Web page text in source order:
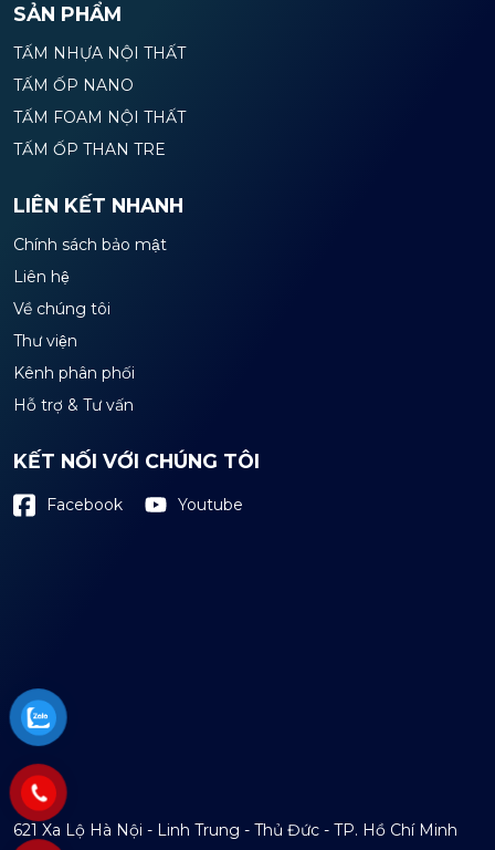
SẢN PHẨM
TẤM NHỰA NỘI THẤT
TẤM ỐP NANO
TẤM FOAM NỘI THẤT
TẤM ỐP THAN TRE
LIÊN KẾT NHANH
Chính sách bảo mật
Liên hệ
Về chúng tôi
Thư viện
Kênh phân phối
Hỗ trợ & Tư vấn
KẾT NỐI VỚI CHÚNG TÔI
Facebook Youtube
621 Xa Lộ Hà Nội - Linh Trung - Thủ Đức - TP. Hồ Chí Minh